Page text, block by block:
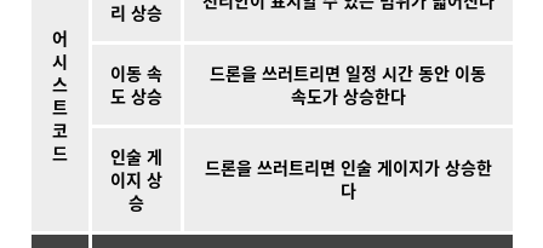
어
시
스
트
코
드
리 상승
이동 속
도 상승
드론을 쓰러트리면 일정 시간 동안 이동
속도가 상승한다
인술 게
이지 상
승
드론을 쓰러트리면 인술 게이지가 상승한
다